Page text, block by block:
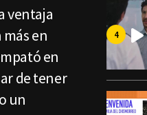
ventaja
en
en
de tener
un